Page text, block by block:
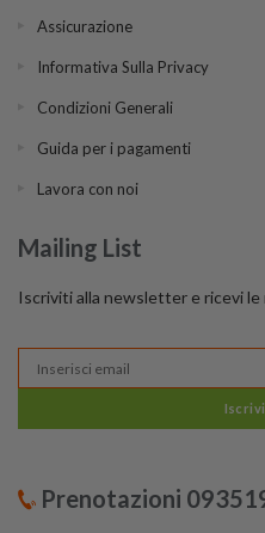
Assicurazione
Informativa Sulla Privacy
Condizioni Generali
Guida per i pagamenti
Lavora con noi
Mailing List
Iscriviti alla newsletter e ricevi
Prenotazioni